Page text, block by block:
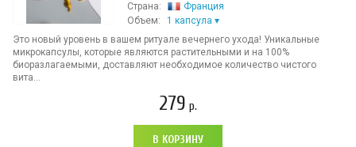
Страна:
Франция
Объем:
1 капсула
Это новый уровень в вашем ритуале вечернего ухода! Уникальные
микрокапсулы, которые являются растительными и на 100%
биоразлагаемыми, доставляют необходимое количество чистого
вита...
279 р.
В КОРЗИНУ